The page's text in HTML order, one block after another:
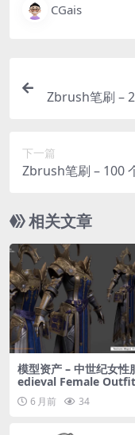
CGais
Zbrush笔刷 –
下一篇
Zbrush笔刷 – 100
相关文章
模型资产 – 中世纪女性
edieval Female
V’s | HD-Texture Maps
6 月前 34